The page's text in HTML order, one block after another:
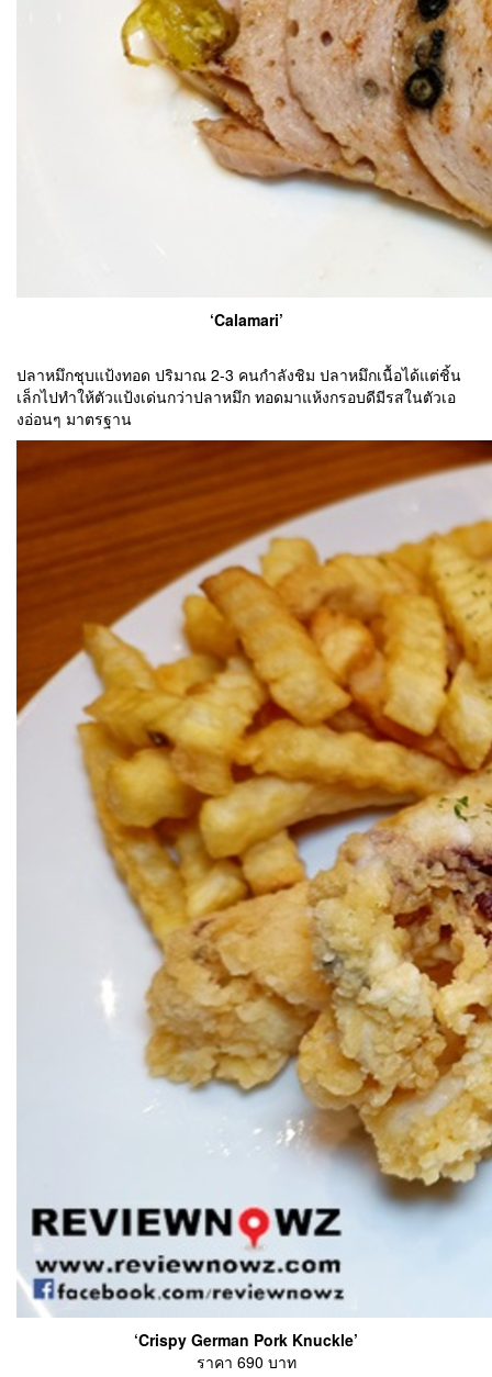
‘Calamari’
ปลาหมึกชุบแป้งทอด ปริมาณ 2-3 คนกำลังชิม ปลาหมึกเนื้อได้แต่ชิ้น
เล็กไปทำให้ตัวแป้งเด่นกว่าปลาหมึก ทอดมาแห้งกรอบดีมีรสในตัวเอ
งอ่อนๆ มาตรฐาน
‘Crispy German Pork Knuckle’
ราคา 690 บาท